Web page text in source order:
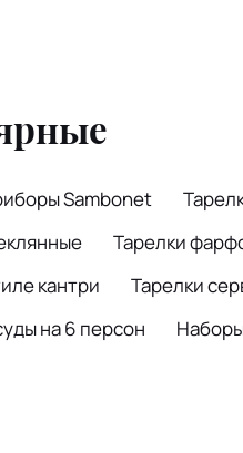
Sambonet
Тарелки
кантри
Тарелки
на 6 персон